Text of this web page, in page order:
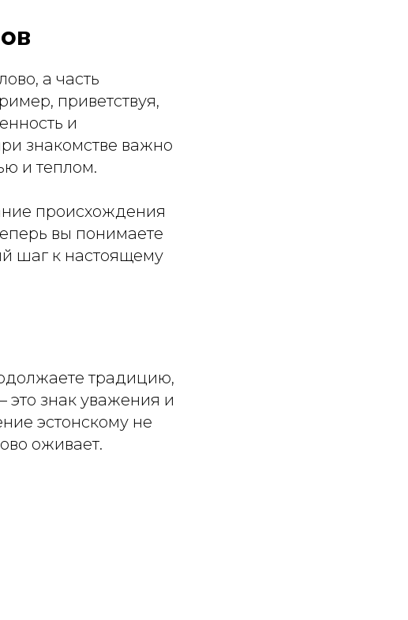
а часть
приветствуя,
и
знакомстве важно
и теплом.
происхождения
вы понимаете
шаг к настоящему
традицию,
это знак уважения и
эстонскому не
оживает.